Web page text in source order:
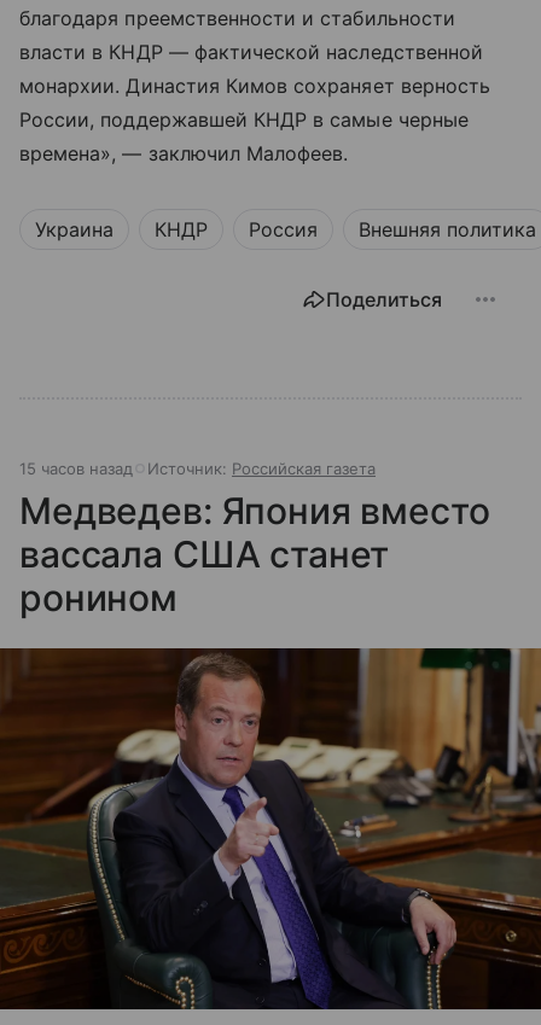
благодаря преемственности и стабильности
власти в КНДР — фактической наследственной
монархии. Династия Кимов сохраняет верность
России, поддержавшей КНДР в самые черные
времена», — заключил Малофеев.
Украина КНДР Россия Внешняя политика
Поделиться
15 часов назад Источник: Российская газета
Медведев: Япония вместо
вассала США станет
ронином